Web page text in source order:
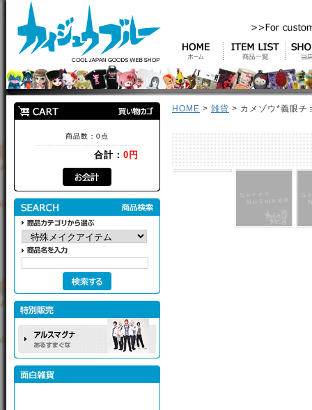
商品数：0点
合計： 0円
HOME > 雑貨 > カメゾウ*義眼チ